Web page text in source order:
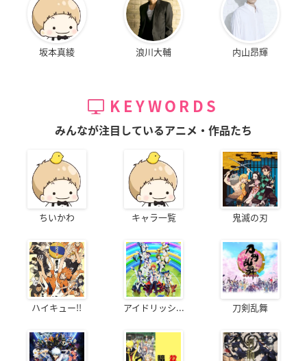
坂本真綾 浪川大輔 内山昂輝
KEYWORDS
みんなが注目しているアニメ・作品たち
ちいかわ キャラ一覧 鬼滅の刃
ハイキュー!! アイドリッシ... 刀剣乱舞